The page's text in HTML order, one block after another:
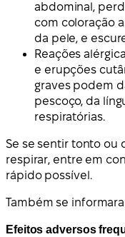
abdominal,
com coloração
da pele, e
Reações
e erupções
graves podem
pescoço, da
respiratórias.
Se se sentir tonto ou
respirar, entre em
rápido possível.
Também se
Efeitos adversos